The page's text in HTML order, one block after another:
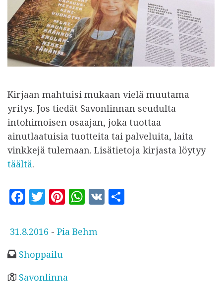
Kirjaan mahtuisi mukaan vielä muutama
yritys. Jos tiedät Savonlinnan seudulta
intohimoisen osaajan, joka tuottaa
ainutlaatuisia tuotteita tai palveluita, laita
vinkkejä tulemaan. Lisätietoja kirjasta löytyy
täältä.
F
c
b
o
T
it
r
Pi
te
t
W
at
V
J
l
k
31.8.2016 - Pia Behm
Shoppailu
Savonlinna